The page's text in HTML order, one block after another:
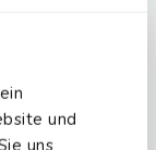
und
uns